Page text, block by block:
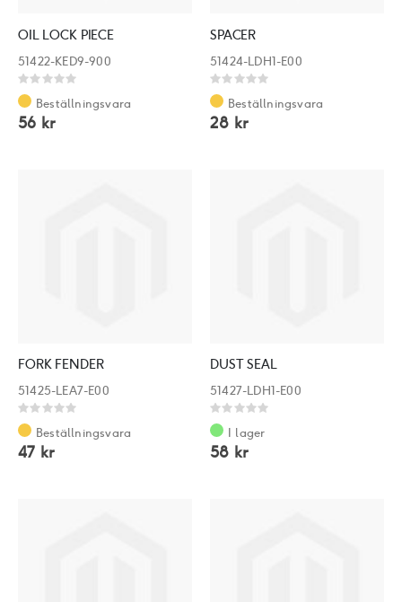
OIL LOCK PIECE
51422-KED9-900
Rating:
0%
Beställningsvara
56 kr
SPACER
51424-LDH1-E00
Rating:
0%
Beställningsvara
28 kr
FORK FENDER
51425-LEA7-E00
Rating:
0%
Beställningsvara
47 kr
DUST SEAL
51427-LDH1-E00
Rating:
0%
I lager
58 kr